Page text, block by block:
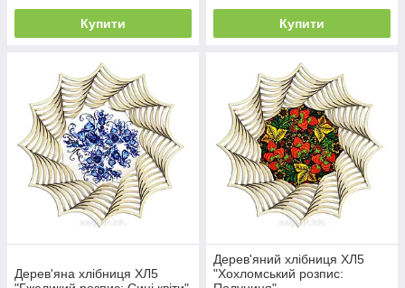
Купити Купити
Дерев'яна хлібниця ХЛ5
Дерев'яний хлібниця ХЛ5
"Хохломський розпис: